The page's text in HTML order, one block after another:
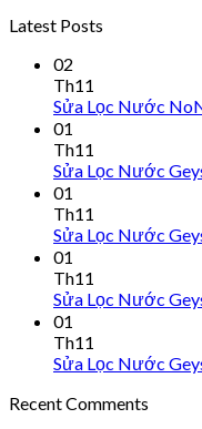
Latest Posts
02
Th11
Sửa Lọc Nước
01
Th11
Sửa Lọc Nước
01
Th11
Sửa Lọc Nước
01
Th11
Sửa Lọc Nước
01
Th11
Sửa Lọc Nước
Recent Comments